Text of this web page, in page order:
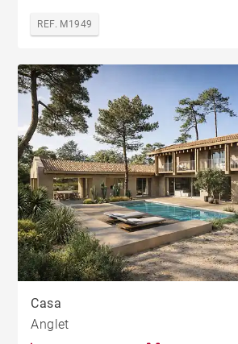
REF. M1949
Casa
Anglet